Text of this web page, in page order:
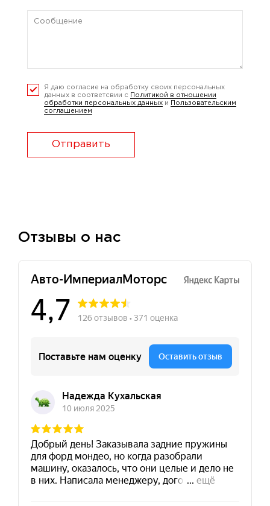
Я даю согласие на обработку своих персональных
данных в соответсвии с
Политикой в отношении
обработки персональных данных и
Пользовательским
соглашением
Отправить
Отзывы о нас